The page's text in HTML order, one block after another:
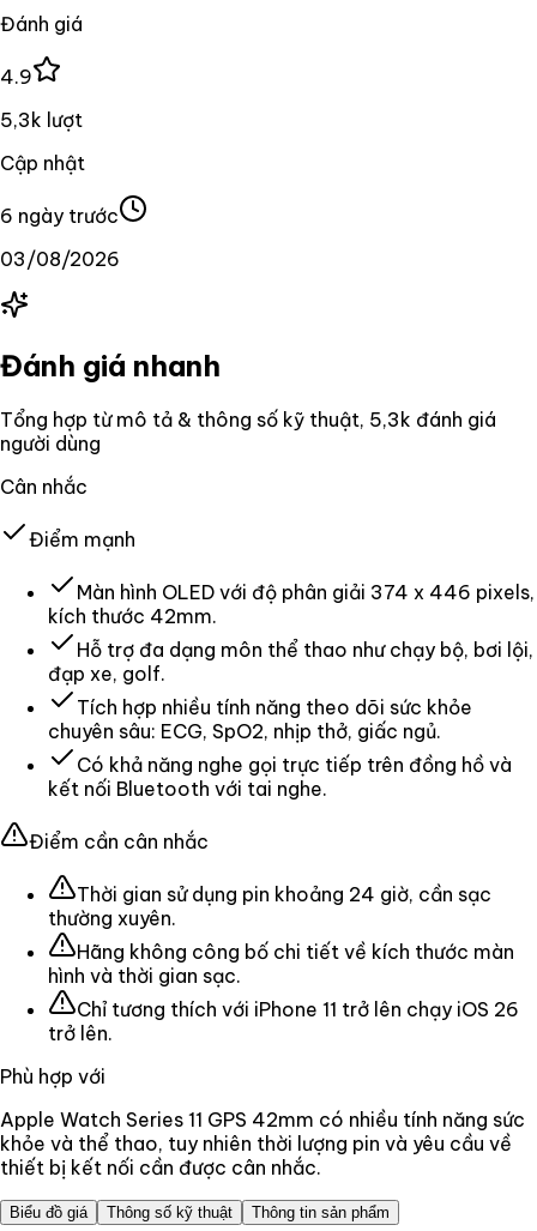
Đánh giá
4.9
5,3k lượt
Cập nhật
6 ngày trước
03/08/2026
Đánh giá nhanh
Tổng hợp từ mô tả & thông số kỹ thuật, 5,3k đánh giá
người dùng
Cân nhắc
Điểm mạnh
Màn hình OLED với độ phân giải 374 x 446 pixels,
kích thước 42mm.
Hỗ trợ đa dạng môn thể thao như chạy bộ, bơi lội,
đạp xe, golf.
Tích hợp nhiều tính năng theo dõi sức khỏe
chuyên sâu: ECG, SpO2, nhịp thở, giấc ngủ.
Có khả năng nghe gọi trực tiếp trên đồng hồ và
kết nối Bluetooth với tai nghe.
Điểm cần cân nhắc
Thời gian sử dụng pin khoảng 24 giờ, cần sạc
thường xuyên.
Hãng không công bố chi tiết về kích thước màn
hình và thời gian sạc.
Chỉ tương thích với iPhone 11 trở lên chạy iOS 26
trở lên.
Phù hợp với
Apple Watch Series 11 GPS 42mm có nhiều tính năng sức
khỏe và thể thao, tuy nhiên thời lượng pin và yêu cầu về
thiết bị kết nối cần được cân nhắc.
Biểu đồ giá Thông số kỹ thuật Thông tin sản phẩm